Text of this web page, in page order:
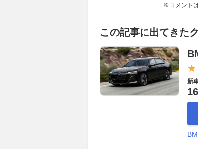
※コメント
この記事に出てきた
新